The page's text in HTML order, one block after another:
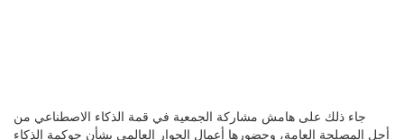
جاء ذلك على هامش مشاركة الجمعية في قمة الذكاء الاصطناعي من
أجل المصلحة العامة، وحضورها أعمال الحوار العالمي بشأن حوكمة الذكاء